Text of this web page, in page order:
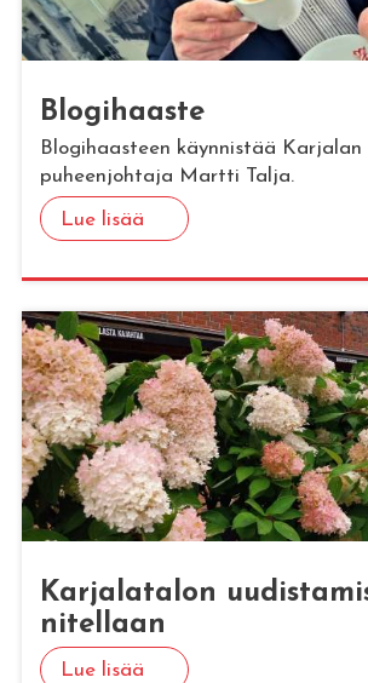
Blo­gi­haas­te
Blogihaasteen käynnistää
puheenjohtaja Martti Talja.
Lue lisää
Kar­ja­la­ta­lon
ni­tel­laan
Lue lisää